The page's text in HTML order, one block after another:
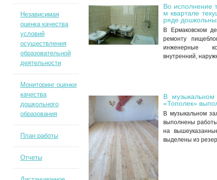
Во исполнение
м квартале
ряде
В Ермаковском
ремонту
инженерные
внутренний,
В музыкальном
«Тополек»
В музыкальном
выполнены
на
выделены из
Независимая
оценка качества
условий
осуществления
образовательной
деятельности
Мониторинг оценки
качества
дошкольного
образования
План работы
Отчеты